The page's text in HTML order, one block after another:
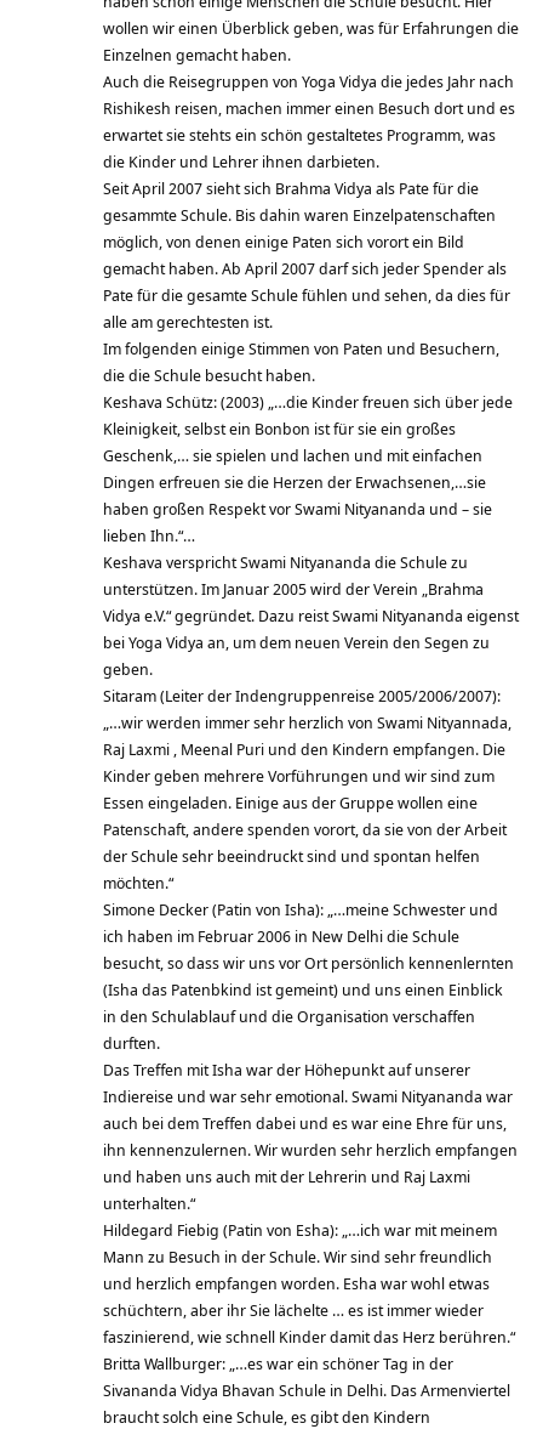
wollen wir einen Überblick geben, was für Erfahrungen die
Einzelnen gemacht haben.
Auch die Reisegruppen von Yoga Vidya die jedes Jahr nach
Rishikesh reisen, machen immer einen Besuch dort und es
erwartet sie stehts ein schön gestaltetes Programm, was
die Kinder und Lehrer ihnen darbieten.
Seit April 2007 sieht sich Brahma Vidya als Pate für die
gesammte Schule. Bis dahin waren Einzelpatenschaften
möglich, von denen einige Paten sich vorort ein Bild
gemacht haben. Ab April 2007 darf sich jeder Spender als
Pate für die gesamte Schule fühlen und sehen, da dies für
alle am gerechtesten ist.
Im folgenden einige Stimmen von Paten und Besuchern,
die die Schule besucht haben.
Keshava Schütz: (2003) „…die Kinder freuen sich über jede
Kleinigkeit, selbst ein Bonbon ist für sie ein großes
Geschenk,… sie spielen und lachen und mit einfachen
Dingen erfreuen sie die Herzen der Erwachsenen,…sie
haben großen Respekt vor Swami Nityananda und – sie
lieben Ihn.“…
Keshava verspricht Swami Nityananda die Schule zu
unterstützen. Im Januar 2005 wird der Verein „Brahma
Vidya e.V.“ gegründet. Dazu reist Swami Nityananda eigenst
bei Yoga Vidya an, um dem neuen Verein den Segen zu
geben.
Sitaram (Leiter der Indengruppenreise 2005/2006/2007):
„…wir werden immer sehr herzlich von Swami Nityannada,
Raj Laxmi , Meenal Puri und den Kindern empfangen. Die
Kinder geben mehrere Vorführungen und wir sind zum
Essen eingeladen. Einige aus der Gruppe wollen eine
Patenschaft, andere spenden vorort, da sie von der Arbeit
der Schule sehr beeindruckt sind und spontan helfen
möchten.“
Simone Decker (Patin von Isha): „…meine Schwester und
ich haben im Februar 2006 in New Delhi die Schule
besucht, so dass wir uns vor Ort persönlich kennenlernten
(Isha das Patenbkind ist gemeint) und uns einen Einblick
in den Schulablauf und die Organisation verschaffen
durften.
Das Treffen mit Isha war der Höhepunkt auf unserer
Indiereise und war sehr emotional. Swami Nityananda war
auch bei dem Treffen dabei und es war eine Ehre für uns,
ihn kennenzulernen. Wir wurden sehr herzlich empfangen
und haben uns auch mit der Lehrerin und Raj Laxmi
unterhalten.“
Hildegard Fiebig (Patin von Esha): „…ich war mit meinem
Mann zu Besuch in der Schule. Wir sind sehr freundlich
und herzlich empfangen worden. Esha war wohl etwas
schüchtern, aber ihr Sie lächelte … es ist immer wieder
faszinierend, wie schnell Kinder damit das Herz berühren.“
Britta Wallburger: „…es war ein schöner Tag in der
Sivananda Vidya Bhavan Schule in Delhi. Das Armenviertel
braucht solch eine Schule, es gibt den Kindern